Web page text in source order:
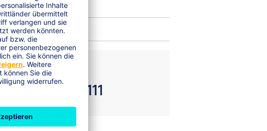
R+V Schadenservice 24h
0800 5331111